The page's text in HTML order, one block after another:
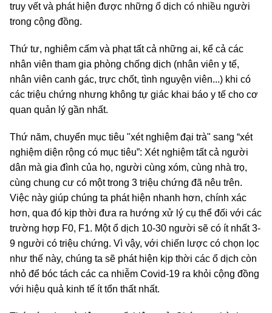
truy vết và phát hiện được những ổ dịch có nhiều người
trong cộng đồng.
Thứ tư, nghiêm cấm và phạt tất cả những ai, kể cả các
nhân viên tham gia phòng chống dịch (nhân viên y tế,
nhân viên canh gác, trực chốt, tình nguyện viên...) khi có
các triệu chứng nhưng không tự giác khai báo y tế cho cơ
quan quản lý gần nhất.
Thứ năm, chuyển mục tiêu "xét nghiệm đại trà" sang “xét
nghiệm diện rộng có mục tiêu”: Xét nghiệm tất cả người
dân mà gia đình của họ, người cùng xóm, cùng nhà trọ,
cùng chung cư có một trong 3 triệu chứng đã nêu trên.
Việc này giúp chúng ta phát hiện nhanh hơn, chính xác
hơn, qua đó kịp thời đưa ra hướng xử lý cụ thể đối với các
trường hợp F0, F1. Một ổ dịch 10-30 người sẽ có ít nhất 3-
9 người có triệu chứng. Vì vậy, với chiến lược có chọn lọc
như thế này, chúng ta sẽ phát hiện kịp thời các ổ dịch còn
nhỏ để bóc tách các ca nhiễm Covid-19 ra khỏi cộng đồng
với hiệu quả kinh tế ít tổn thất nhất.